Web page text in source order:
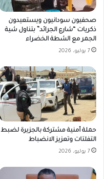
صحفيون سودانيون ويستعيدون
ذكريات “شارع الجرائد” بتناول شية
الجمر مع الشطة الخضراء
7 يوليو، 2026
حملة أمنية مشتركة بالجزيرة لضبط
التفلتات وتعزيز الانضباط
7 يوليو، 2026